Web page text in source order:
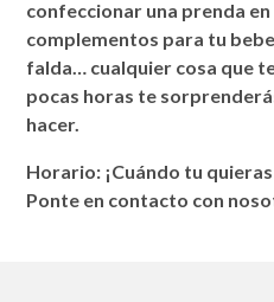
confeccionar una prenda
complementos para tu
falda… cualquier cosa que
pocas horas te
hacer.
Horario: ¡Cuándo tu
Ponte en contacto con